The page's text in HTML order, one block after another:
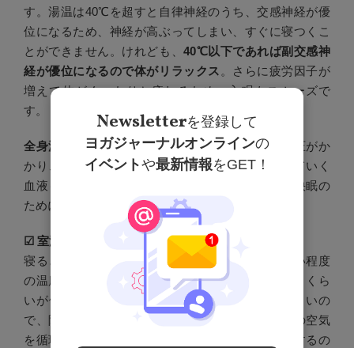
す。湯温は40℃を超すと自律神経のうち、交感神経が優
位になるため、神経が高ぶってしまい、すぐに寝つくこ
とができません。けれども、40℃以下であれば副交感神
経が優位になるので体がリラックス 。さらに疲労因子が
増えて体がぐったりと疲れるため、入眠もスムーズで
す。
全身浴にするのも大事なポイントです。全身に水圧がか
かり、心臓に戻る血液が増えることで心臓から出ていく
血液も増え、その結果、血流がよくなるのです。快眠の
ために、つぎのことも心がけましょう。
☑︎ 室温は28℃を目安に
寝るときの室温は暑すぎず、冷房で冷やし過ぎない程度
の温度がよく、目安は28℃。夏の夜は少し汗をかくくら
いが体のためにもよいです。湿度が高いと寝苦しいの
で、除湿機能を活用するのもよいでしょう。部屋の空気
を循環させるために、冷房とともに扇風機を活用するの
Newsletterを登録して
ヨガジャーナルオンラインの
イベントや最新情報をGET！